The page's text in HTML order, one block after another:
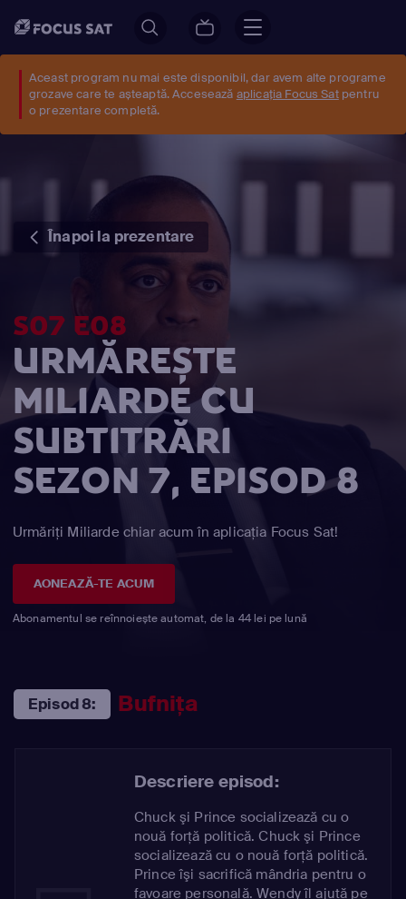
Aceast program nu mai este disponibil, dar avem alte programe
grozave care te așteaptă. Accesează aplicația Focus Satpentru
o prezentare completă.
Înapoi la prezentare
S07 E08
URMĂREȘTE
MILIARDE CU
SUBTITRĂRI
SEZON 7, EPISOD 8
Urmăriți Miliarde chiar acum în aplicația Focus Sat!
AONEAZĂ-TE ACUM
Abonamentul se reînnoiește automat, de la 44 lei pe lună
Episod 8: Bufniţa
Descriere episod:
Chuck şi Prince socializează cu o
nouă forţă politică. Chuck şi Prince
socializează cu o nouă forţă politică.
Prince îşi sacrifică mândria pentru o
favoare personală. Wendy îl ajută pe